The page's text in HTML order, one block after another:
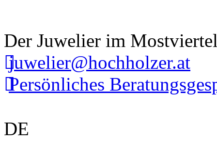
Der Juwelier im
juwelier@hochholzer.at
Persönliches
DE